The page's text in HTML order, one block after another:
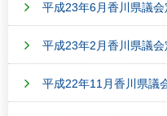
平成23年6月香川県議
平成23年2月香川県議
平成22年11月香川県